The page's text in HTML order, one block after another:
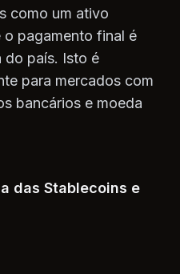
como um ativo
o pagamento final é
do país. Isto é
para mercados com
bancários e moeda
das Stablecoins e